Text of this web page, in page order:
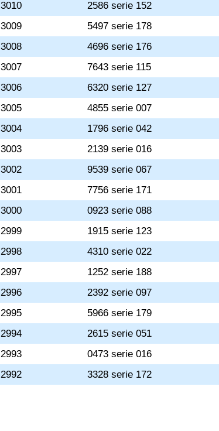
3010
2586 serie 152
3009
5497 serie 178
3008
4696 serie 176
3007
7643 serie 115
3006
6320 serie 127
3005
4855 serie 007
3004
1796 serie 042
3003
2139 serie 016
3002
9539 serie 067
3001
7756 serie 171
3000
0923 serie 088
2999
1915 serie 123
2998
4310 serie 022
2997
1252 serie 188
2996
2392 serie 097
2995
5966 serie 179
2994
2615 serie 051
2993
0473 serie 016
2992 3328 serie 172